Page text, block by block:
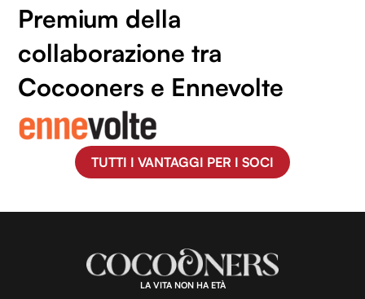
Premium della
collaborazione tra
Cocooners e Ennevolte
TUTTI I VANTAGGI PER I SOCI
LA VITA NON HA ETÀ